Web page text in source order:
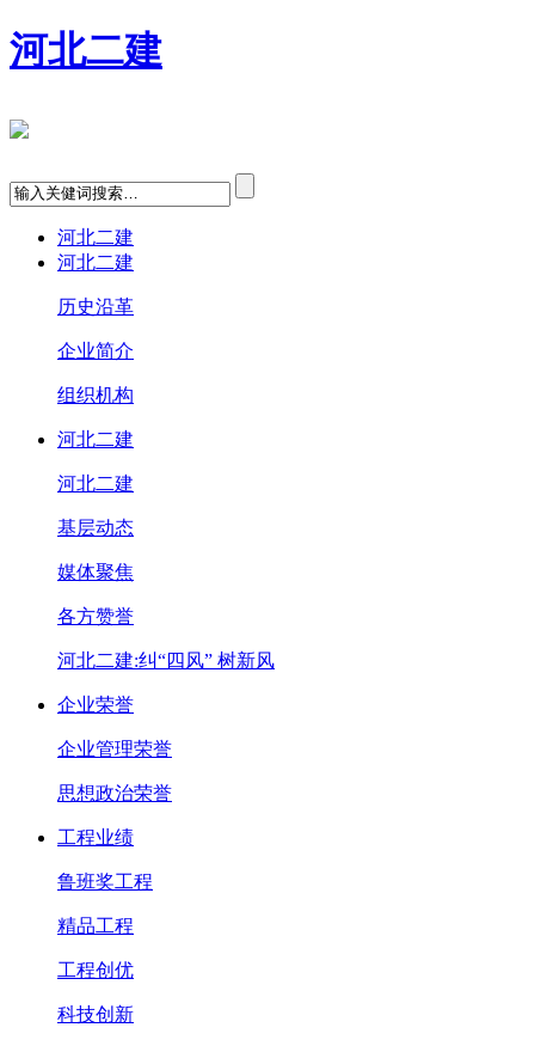
河北二建
河北二建
河北二建
历史沿革
企业简介
组织机构
河北二建
河北二建
基层动态
媒体聚焦
各方赞誉
河北二建:纠“四风” 树新风
企业荣誉
企业管理荣誉
思想政治荣誉
工程业绩
鲁班奖工程
精品工程
工程创优
科技创新